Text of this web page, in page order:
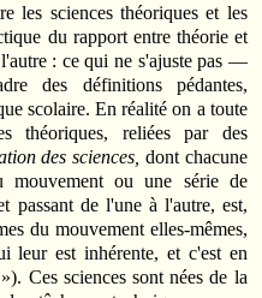
les sciences théoriques et les
du rapport entre théorie et
: ce qui ne s'ajuste pas —
des définitions pédantes,
scolaire. En réalité on a toute
théoriques, reliées par des
des sciences, dont chacune
mouvement ou une série de
passant de l'une à l'autre, est,
du mouvement elles-mêmes,
leur est inhérente, et c'est en
»). Ces sciences sont nées de la